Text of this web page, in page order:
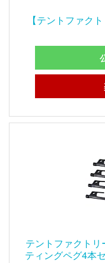
【テントファク
テントファクトリ
ティングペグ4本